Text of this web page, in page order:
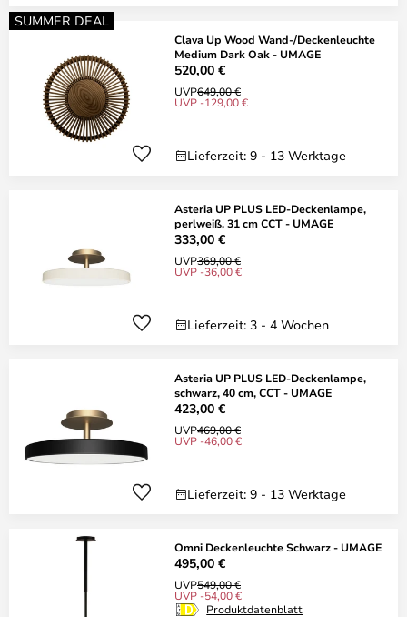
SUMMER DEAL
Clava Up Wood Wand-/Deckenleuchte
Medium Dark Oak - UMAGE
520,00 €
UVP649,00 €
UVP -129,00 €
Lieferzeit: 9 - 13 Werktage
Asteria UP PLUS LED-Deckenlampe,
perlweiß, 31 cm CCT - UMAGE
333,00 €
UVP369,00 €
UVP -36,00 €
Lieferzeit: 3 - 4 Wochen
Asteria UP PLUS LED-Deckenlampe,
schwarz, 40 cm, CCT - UMAGE
423,00 €
UVP469,00 €
UVP -46,00 €
Lieferzeit: 9 - 13 Werktage
Omni Deckenleuchte Schwarz - UMAGE
495,00 €
UVP549,00 €
UVP -54,00 €
Produktdatenblatt